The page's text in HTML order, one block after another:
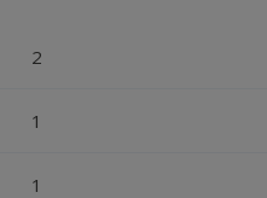
2
1
1